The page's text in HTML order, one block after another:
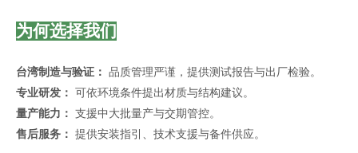
为何选择我们
台湾制造与验证： 品质管理严谨，提供测试报告与出厂检验。
专业研发： 可依环境条件提出材质与结构建议。
量产能力： 支援中大批量产与交期管控。
售后服务： 提供安装指引、技术支援与备件供应。